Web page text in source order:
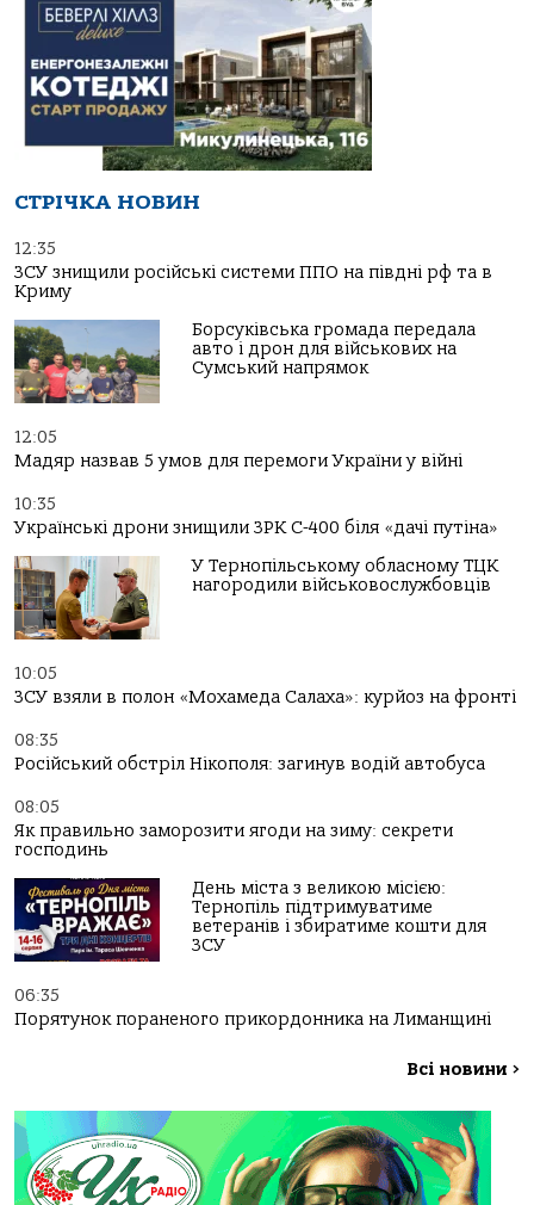
СТРІЧКА НОВИН
12:35
ЗСУ знищили російські системи ППО на півдні рф та в
Криму
Борсуківська громада передала
авто і дрон для військових на
Сумський напрямок
12:05
Мадяр назвав 5 умов для перемоги України у війні
10:35
Українські дрони знищили ЗРК С-400 біля «дачі путіна»
У Тернопільському обласному ТЦК
нагородили військовослужбовців
10:05
ЗСУ взяли в полон «Мохамеда Салаха»: курйоз на фронті
08:35
Російський обстріл Нікополя: загинув водій автобуса
08:05
Як правильно заморозити ягоди на зиму: секрети
господинь
День міста з великою місією:
Тернопіль підтримуватиме
ветеранів і збиратиме кошти для
ЗСУ
06:35
Порятунок пораненого прикордонника на Лиманщині
Всі новини >